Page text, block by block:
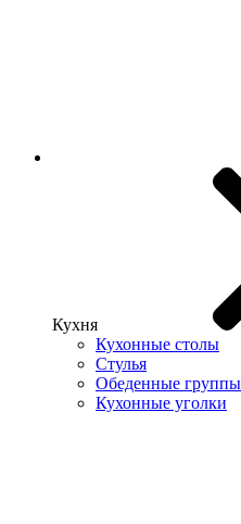
Кухня
Кухонные столы
Стулья
Обеденные группы
Кухонные уголки